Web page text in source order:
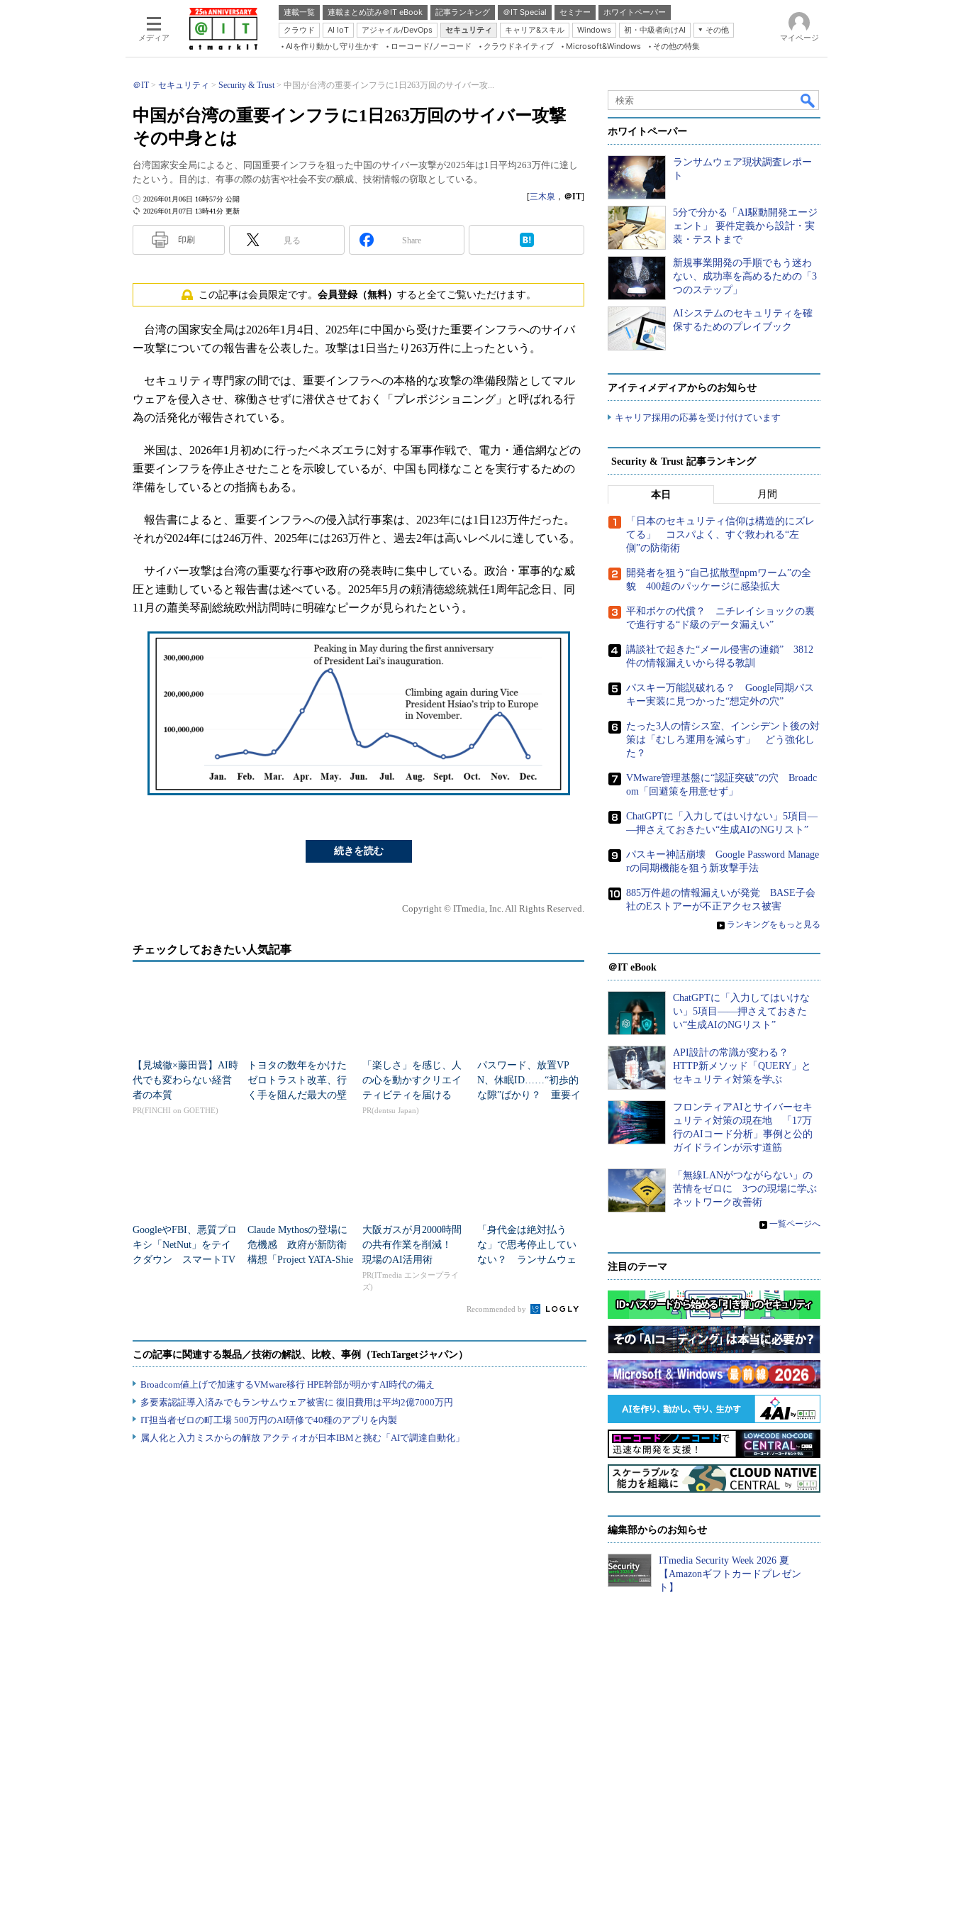
メディア
連載一覧 連載まとめ読み＠IT eBook 記事ランキング ＠IT Special セミナー
ホワイトペーパー
クラウド
AI IoT アジャイル/DevOps セキュリティ キャリア&スキル Windows 初・中級者向けAI
その他
Server & Storage
Coding Edge
Database Expert
Master of IP Network
Security & Trust
Insider.NET
ブログ
AIを作り動かし守り生かす ローコード/ノーコード クラウドネイティブ Microsoft&Windows その他の特集
マイページ
＠IT セキュリティ Security & Trust 中国が台湾の重要インフラに1日263万回のサイバー攻...
中国が台湾の重要インフラに1日263万回のサイバー攻撃
その中身とは
台湾国家安全局によると、同国重要インフラを狙った中国のサイバー攻撃が2025年は1日平均263万件に達し
たという。目的は、有事の際の妨害や社会不安の醸成、技術情報の窃取としている。
2026年01月07日 13時41分 更新
2026年01月06日 16時57分 公開 [三木泉 ， ＠IT]
印刷 見る Share
この記事は会員限定です。 会員登録（無料） すると全てご覧いただけます。
台湾の国家安全局は2026年1月4日、2025年に中国から受けた重要インフラへのサイバ
ー攻撃についての報告書を公表した。攻撃は1日当たり263万件に上ったという。
セキュリティ専門家の間では、重要インフラへの本格的な攻撃の準備段階としてマル
ウェアを侵入させ、稼働させずに潜伏させておく「プレポジショニング」と呼ばれる行
為の活発化が報告されている。
米国は、2026年1月初めに行ったベネズエラに対する軍事作戦で、電力・通信網などの
重要インフラを停止させたことを示唆しているが、中国も同様なことを実行するための
準備をしているとの指摘もある。
報告書によると、重要インフラへの侵入試行事案は、2023年には1日123万件だった。
それが2024年には246万件、2025年には263万件と、過去2年は高いレベルに達している。
サイバー攻撃は台湾の重要な行事や政府の発表時に集中している。政治・軍事的な威
圧と連動していると報告書は述べている。2025年5月の頼清徳総統就任1周年記念日、同
11月の蕭美琴副総統欧州訪問時に明確なピークが見られたという。
続きを読む
Copyright © ITmedia, Inc. All Rights Reserved.
チェックしておきたい人気記事
【見城徹×藤田晋】AI時
代でも変わらない経営
者の本質
PR(FINCHI on GOETHE)
トヨタの数年をかけた
ゼロトラスト改革、行
く手を阻んだ最大の壁
「楽しさ」を感じ、人
の心を動かすクリエイ
ティビティを届ける
PR(dentsu Japan)
パスワード、放置VP
N、休眠ID……“初歩的
な隙”ばかり？ 重要イ
GoogleやFBI、悪質プロ
キシ「NetNut」をテイ
クダウン スマートTV
Claude Mythosの登場に
危機感 政府が新防衛
構想「Project YATA-Shie
大阪ガスが月2000時間
の共有作業を削減！
現場のAI活用術
PR(ITmedia エンタープライ
ズ)
「身代金は絶対払う
な」で思考停止してい
ない？ ランサムウェ
Recommended by
ホワイトペーパー
ランサムウェア現状調査レポー
ト
5分で分かる「AI駆動開発エージ
ェント」 要件定義から設計・実
装・テストまで
新規事業開発の手順でもう迷わ
ない、成功率を高めるための「3
つのステップ」
AIシステムのセキュリティを確
保するためのプレイブック
アイティメディアからのお知らせ
キャリア採用の応募を受け付けています
Security & Trust 記事ランキング
本日 月間
「日本のセキュリティ信仰は構造的にズレ
てる」 コスパよく、すぐ救われる“左
側”の防衛術
開発者を狙う“自己拡散型npmワーム”の全
貌 400超のパッケージに感染拡大
平和ボケの代償？ ニチレイショックの裏
で進行する“ド級のデータ漏えい”
講談社で起きた“メール侵害の連鎖” 3812
件の情報漏えいから得る教訓
パスキー万能説破れる？ Google同期パス
キー実装に見つかった“想定外の穴”
たった3人の情シス室、インシデント後の対
策は「むしろ運用を減らす」 どう強化し
た？
VMware管理基盤に“認証突破”の穴 Broadc
om「回避策を用意せず」
ChatGPTに「入力してはいけない」5項目―
―押さえておきたい“生成AIのNGリスト”
パスキー神話崩壊 Google Password Manage
rの同期機能を狙う新攻撃手法
885万件超の情報漏えいが発覚 BASE子会
社のEストアーが不正アクセス被害
» ランキングをもっと見る
＠IT eBook
ChatGPTに「入力してはいけな
い」5項目――押さえておきた
い“生成AIのNGリスト”
API設計の常識が変わる？
HTTP新メソッド「QUERY」と
セキュリティ対策を学ぶ
フロンティアAIとサイバーセキ
ュリティ対策の現在地 「17万
行のAIコード分析」事例と公的
ガイドラインが示す道筋
「無線LANがつながらない」の
苦情をゼロに 3つの現場に学ぶ
ネットワーク改善術
» 一覧ページへ
注目のテーマ
編集部からのお知らせ
ITmedia Security Week 2026 夏
【Amazonギフトカードプレゼン
ト】